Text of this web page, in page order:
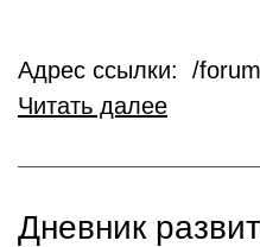
Адрес ссылки: /
Читать далее
Дневник